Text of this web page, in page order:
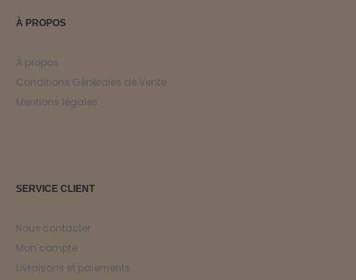
À PROPOS
À propos
Conditions Générales de Vente
Mentions légales
SERVICE CLIENT
Nous contacter
Mon compte
Livraisons et paiements